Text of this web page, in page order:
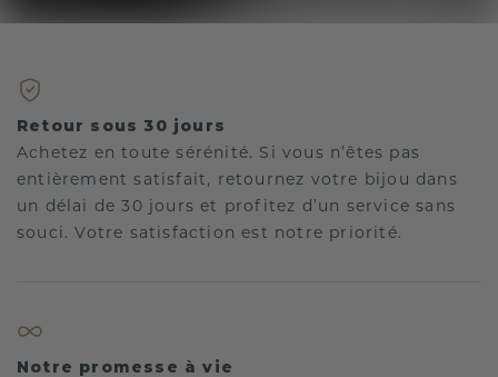
Retour sous 30 jours
Achetez en toute sérénité. Si vous n’êtes pas
entièrement satisfait, retournez votre bijou dans
un délai de 30 jours et profitez d’un service sans
souci. Votre satisfaction est notre priorité.
Notre promesse à vie